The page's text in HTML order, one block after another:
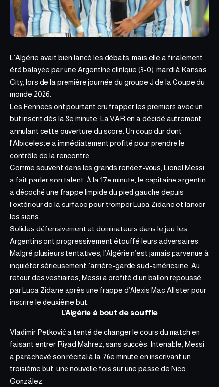
L’Algérie avait bien lancé les débats, mais elle a finalement
été balayée par une Argentine clinique (3-0), mardi à Kansas
City, lors de la première journée du groupe J de la Coupe du
monde 2026.
Les Fennecs ont pourtant cru frapper les premiers avec un
but inscrit dès la 8e minute. La VAR en a décidé autrement,
annulant cette ouverture du score. Un coup dur dont
l’Albiceleste a immédiatement profité pour prendre le
contrôle de la rencontre.
Comme souvent dans les grands rendez-vous, Lionel Messi
a fait parler son talent. À la 17e minute, le capitaine argentin
a décoché une frappe limpide du pied gauche depuis
l’extérieur de la surface pour tromper Luca Zidane et lancer
les siens.
Solides défensivement et dominateurs dans le jeu, les
Argentins ont progressivement étouffé leurs adversaires.
Malgré plusieurs tentatives, l’Algérie n’est jamais parvenue à
inquiéter sérieusement l’arrière-garde sud-américaine. Au
retour des vestiaires, Messi a profité d’un ballon repoussé
par Luca Zidane après une frappe d’Alexis Mac Allister pour
inscrire le deuxième but.
L’Algérie à bout de souffle
Vladimir Petković a tenté de changer le cours du match en
faisant entrer Riyad Mahrez, sans succès. Intenable, Messi
a parachevé son récital à la 76e minute en inscrivant un
troisième but, une nouvelle fois sur une passe de Nico
González.